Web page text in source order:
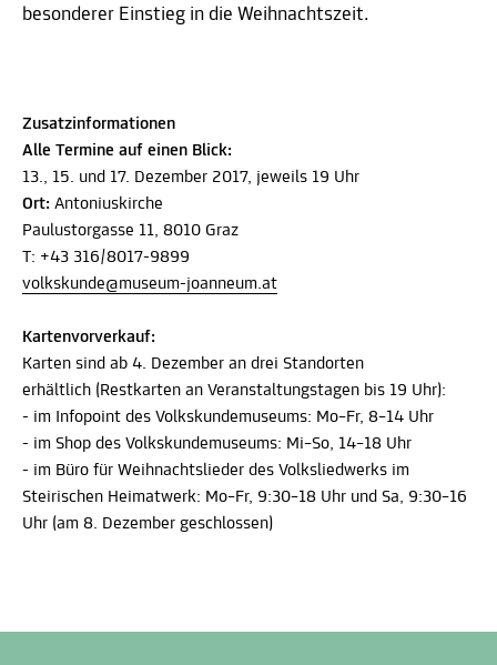
besonderer Einstieg in die Weihnachtszeit.
Zusatzinformationen
Alle Termine auf einen Blick:
13., 15. und 17. Dezember 2017, jeweils 19 Uhr
Ort: Antoniuskirche
Paulustorgasse 11, 8010 Graz
T: +43 316/8017-9899
volkskunde@museum-joanneum.at
Kartenvorverkauf:
Karten sind ab 4. Dezember an drei Standorten
erhältlich (Restkarten an Veranstaltungstagen bis 19 Uhr):
- im Infopoint des Volkskundemuseums: Mo–Fr, 8–14 Uhr
- im Shop des Volkskundemuseums: Mi–So, 14–18 Uhr
- im Büro für Weihnachtslieder des Volksliedwerks im
Steirischen Heimatwerk: Mo–Fr, 9:30–18 Uhr und Sa, 9:30–16
Uhr (am 8. Dezember geschlossen)